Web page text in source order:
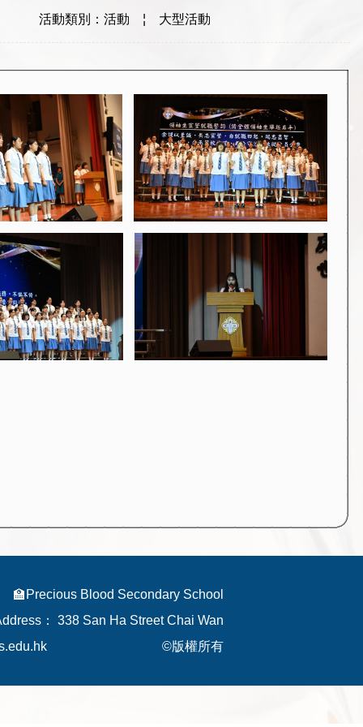
活動類別：活動 ¦ 大型活動
🏫Precious Blood Secondary School
：
338 San Ha Street Chai Wan
©版權所有